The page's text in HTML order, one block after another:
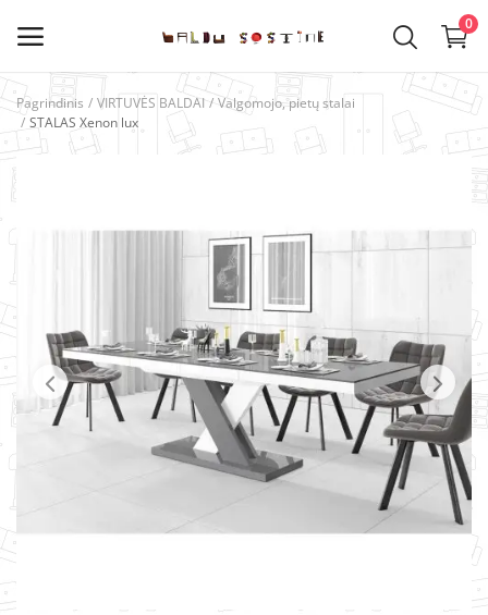
0
Kategorijos
VAIKŲ KAMBARIO BALDAI
MIEGAMOJO BALDAI
PRIEŠKAMBARIO BALDAI
Pagrindinis VIRTUVĖS BALDAI
Valgomojo, pietų stalai
STALAS Xenon lux